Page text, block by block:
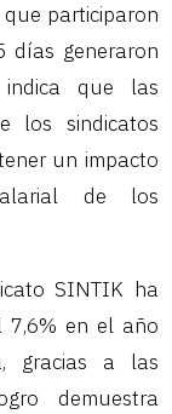
que participaron
días generaron
indica que las
los sindicatos
un impacto
de los
SINTIK ha
7,6% en el año
gracias a las
demuestra